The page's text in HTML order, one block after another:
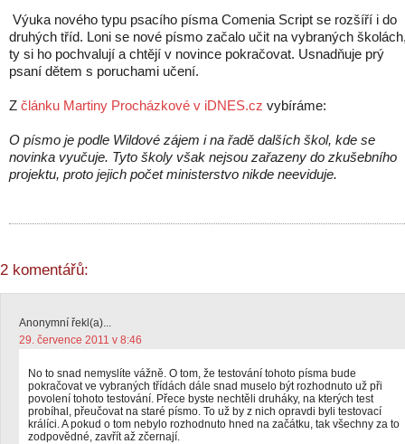
Výuka nového typu psacího písma Comenia Script se rozšíří i do
druhých tříd. Loni se nové písmo začalo učit na vybraných
ty si ho pochvalují a chtějí v novince pokračovat. Usnadňuje prý
psaní dětem s poruchami učení.
Z článku Martiny Procházkové v iDNES.cz vybíráme:
O písmo je podle Wildové zájem i na řadě dalších škol, kde se
novinka vyučuje. Tyto školy však nejsou zařazeny do zkušebního
projektu, proto jejich počet ministerstvo nikde neeviduje.
2 komentářů:
Anonymní řekl(a)...
29. července 2011 v 8:46
No to snad nemyslíte vážně. O tom, že testování tohoto písma bude
pokračovat ve vybraných třídách dále snad muselo být rozhodnuto už při
povolení tohoto testování. Přece byste nechtěli druháky, na kterých test
probíhal, přeučovat na staré písmo. To už by z nich opravdi byli testovací
králíci. A pokud o tom nebylo rozhodnuto hned na začátku, tak všechny za to
zodpovědné, zavřít až zčernají.